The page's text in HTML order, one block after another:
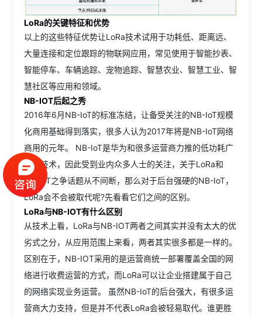
LoRa的关键特征和优势
以上的这些特征优势让LoRa技术试用于功耗低、距离远、
大量连接和定位跟踪的物联网应用，常见使用于智能抄表、
智能停车、车辆追踪、宠物追踪、智慧农业、智慧工业、智
慧社区等应用和领域。
NB-IOT后起之秀
2016年6月NB-IoT的标准冻结，让备受关注的NB-IoT规模
化商用基础得到落实，很多人认为2017年将是NB-IoT网络
商用的元年。 NB-IoT是华为和很多运营商力推的低功耗广
域网技术，因此受到业内众多人士的关注，关于LoRa和
NB-IoT之争话题从不间断，那么对于后台强硬的NB-IoT，
LoRa会不会被取代呢?先看看它们之间的区别。
LoRa与NB-IOT有什么区别
从技术上看，LoRa与NB-IOT两者之间其实并没有太大的优
劣式之分，从应用范围上来看，两者其实很多都是一样的。
区别在于，NB-IOT采用的是运营商统一部署覆盖全国的网
络进行收费运营的方式，而LoRa可以让企业搭建属于自己
的网络实现业务运营。 虽然NB-IoT的后台强大，有很多运
营商大力支持，但是并不代表LoRa会被轻易取代。谁更胜